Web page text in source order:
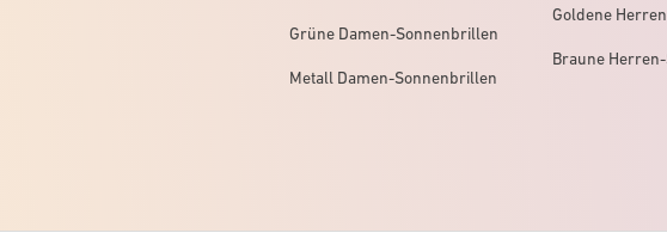
Grüne Damen-Sonnenbrillen
Metall Damen-Sonnenbrillen
Goldene
Braune